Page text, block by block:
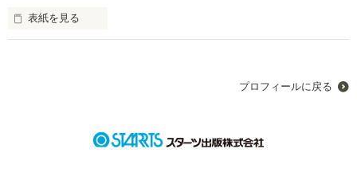
表紙を見る
プロフィールに戻る